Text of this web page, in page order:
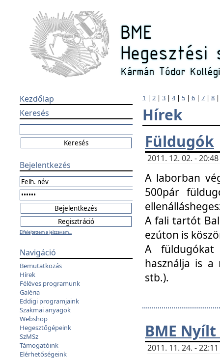
Kezdőlap
Keresés
Bejelentkezés
Elfelejtettem a jelszavam...
Navigáció
Bemutatkozás
Hírek
Féléves programunk
Galéria
Eddigi programjaink
Szakmai anyagok
Webshop
Hegesztőgépeink
SzMSz
Támogatóink
Elérhetőségeink
1 | 2 | 3 | 4| 5 | 6 | 7 | 8
Hírek
Füldugók
2011. 12. 02. -
A laborban
500pár
A fali tartót
ezúton is
A füldugókat
használja is a
stb.).
BME
2011. 11. 24. -